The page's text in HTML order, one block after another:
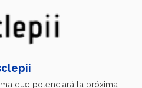
que potenciará la próxima